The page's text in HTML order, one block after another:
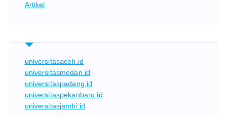
Artikel
universitasaceh.id
universitasmedan.id
universitaspadang.id
universitaspekanbaru.id
universitasjambi.id